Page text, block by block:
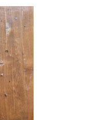
y delicados,
cualquier rincón de